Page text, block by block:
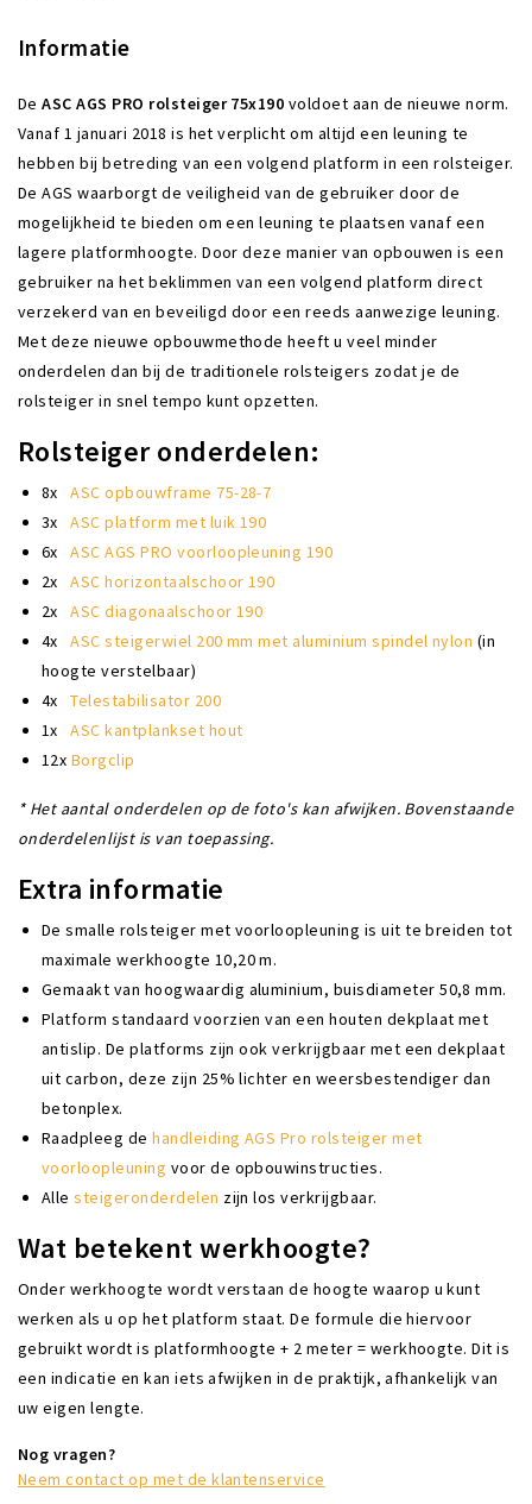
Informatie
DeASC AGS PRO rolsteiger 75x190 voldoet aan de nieuwe norm.
Vanaf 1 januari 2018 is het verplicht om altijd een leuning te
hebben bij betreding van een volgend platform in een rolsteiger.
De AGS waarborgt de veiligheid van de gebruiker door de
mogelijkheid te bieden om een leuning te plaatsen vanaf een
lagere platformhoogte. Door deze manier van opbouwen is een
gebruiker na het beklimmen van een volgend platform direct
verzekerd van en beveiligd door een reeds aanwezige leuning.
Met deze nieuwe opbouwmethode heeft u veel minder
onderdelen dan bij de traditionele rolsteigers zodat je de
rolsteiger in snel tempo kunt opzetten.
Rolsteiger onderdelen:
8xASC opbouwframe 75-28-7
3xASC platform met luik 190
6xASC AGS PRO voorloopleuning 190
2xASC horizontaalschoor 190
2xASC diagonaalschoor 190
4xASC steigerwiel 200 mm met aluminium spindel nylon (in
hoogte verstelbaar)
4xTelestabilisator 200
1xASC kantplankset hout
12x Borgclip
* Het aantal onderdelen op de foto's kan afwijken. Bovenstaande
onderdelenlijst is van toepassing.
Extra informatie
De smalle rolsteiger met voorloopleuning is uit te breiden tot
maximale werkhoogte 10,20 m.
Gemaakt van hoogwaardig aluminium, buisdiameter 50,8 mm.
Platform standaard voorzien van een houten dekplaat met
antislip. De platforms zijn ook verkrijgbaar met een dekplaat
uit carbon, deze zijn 25% lichter en weersbestendiger dan
betonplex.
Raadpleeg dehandleiding AGS Pro rolsteiger met
voorloopleuning voor de opbouwinstructies.
Allesteigeronderdelen zijn los verkrijgbaar.
Wat betekent werkhoogte?
Onder werkhoogte wordt verstaan de hoogte waarop u kunt
werken als u op het platform staat. De formule die hiervoor
gebruikt wordt is platformhoogte + 2 meter = werkhoogte. Dit is
een indicatie en kan iets afwijken in de praktijk, afhankelijk van
uw eigen lengte.
Nog vragen?
Neem contact op met de klantenservice